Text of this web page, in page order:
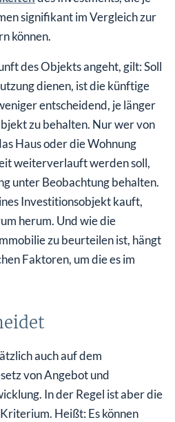
signifikant im Vergleich zur
können.
des Objekts angeht, gilt: Soll
dienen, ist die künftige
entscheidend, je länger
zu behalten. Nur wer von
Haus oder die Wohnung
weiterverlauft werden soll,
unter Beobachtung behalten.
Investitionsobjekt kauft,
herum. Und wie die
zu beurteilen ist, hängt
Faktoren, um die es im
auch auf dem
von Angebot und
In der Regel ist aber die
Heißt: Es können